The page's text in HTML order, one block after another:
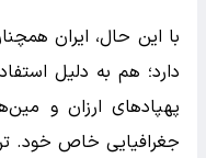
با این حال، ایران
دارد؛ هم به دلیل
پهپادهای ارزان و
جغرافیایی خاص خود.